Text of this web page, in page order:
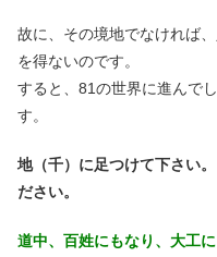
故に、その境地でなければ
を得ないのです。
すると、81の世界に進んで
す。
地（千）に足つけて下さい
ださい。
道中、百姓にもなり、大工に